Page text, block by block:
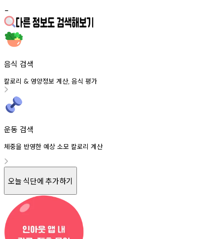
-
음식 검색
칼로리 & 영양정보 계산, 음식 평가
운동 검색
체중을 반영한 예상 소모 칼로리 계산
오늘 식단에 추가하기